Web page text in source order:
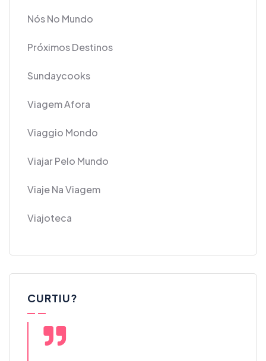
Nós No Mundo
Próximos Destinos
Sundaycooks
Viagem Afora
Viaggio Mondo
Viajar Pelo Mundo
Viaje Na Viagem
Viajoteca
CURTIU?